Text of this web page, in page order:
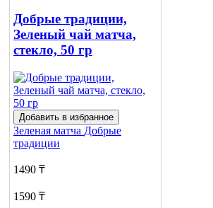
Добрые традиции,
Зеленый чай матча,
стекло, 50 гр
Добавить в избранное
Зеленая матча Добрые
традиции
1490 ₸
1590 ₸